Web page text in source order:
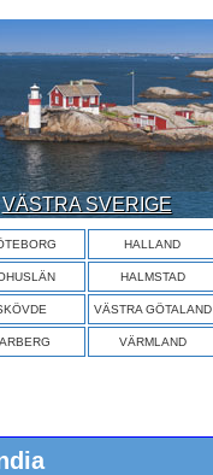
VÄSTRA SVERIGE
HALLAND
HALMSTAD
VÄSTRA GÖTALAND
VÄRMLAND